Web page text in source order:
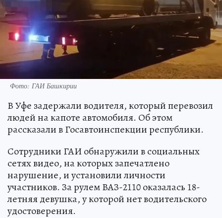
Фото: ГАИ Башкирии
В Уфе задержали водителя, который перевозил
людей на капоте автомобиля. Об этом
рассказали в Госавтоинспекции республики.
Сотрудники ГАИ обнаружили в социальных
сетях видео, на которых запечатлено
нарушение, и установили личности
участников. За рулем ВАЗ-2110 оказалась 18-
летняя девушка, у которой нет водительского
удостоверения.